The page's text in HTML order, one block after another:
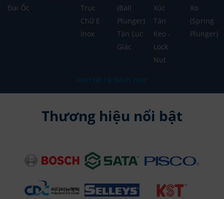
Đai Ốc
Trục
Chữ E
Inox
(Ball
Plunger)
Tán Lục
Giác
Xúc
Tán
Keo -
Lock
Nut
Xo
(Spring
Plunger)
Xem tất cả danh mục
Thương hiệu nổi bật